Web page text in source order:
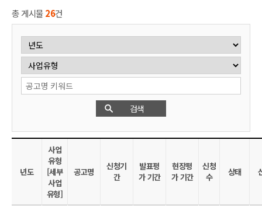
총 게시물26건
검색
년도
사업
유형
[세부
사업
유형]
공고명
신청기
간
발표평
가 기간
현장평
가 기간
신청
수
상태